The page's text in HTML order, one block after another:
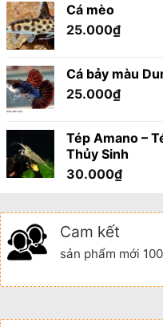
Cá mèo
25.000₫
Cá bảy màu
25.000₫
Tép Amano –
Thủy Sinh
30.000₫
Cam kết
sản phẩm mới